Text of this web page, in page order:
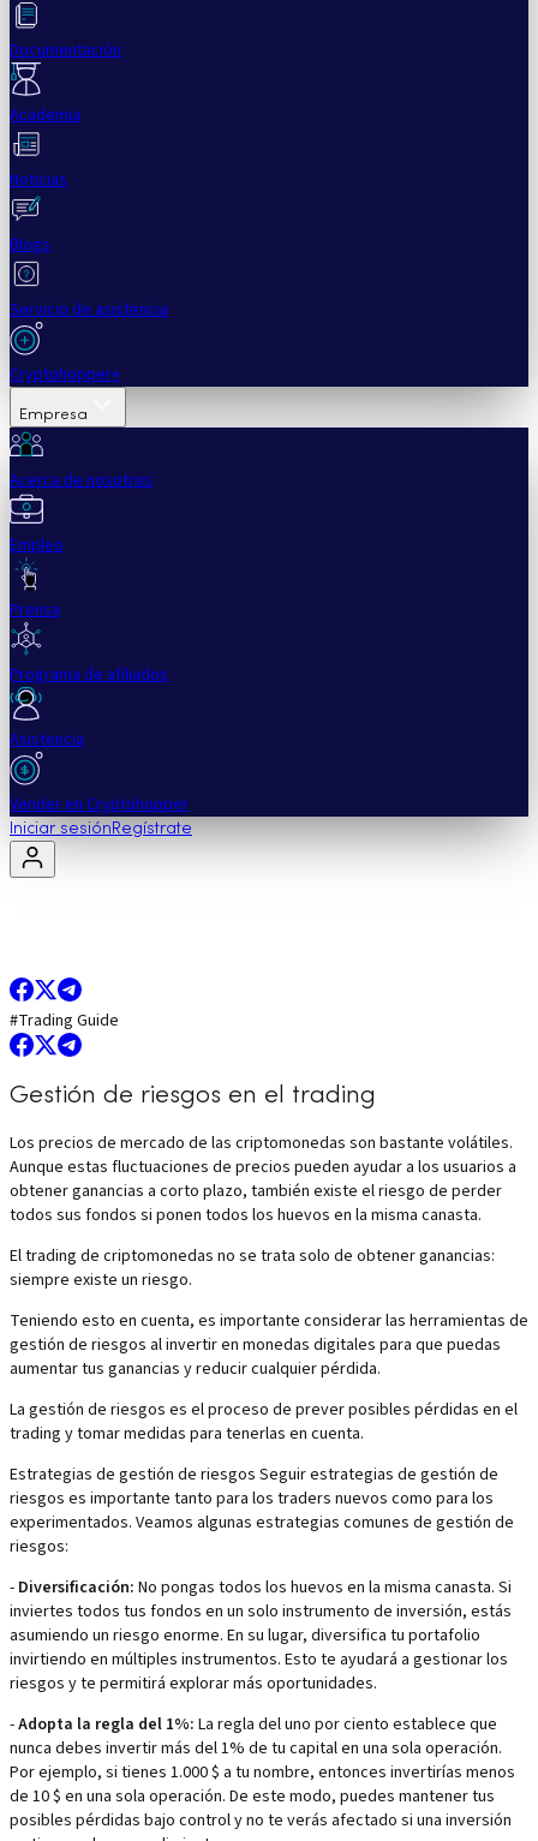
Documentación
Academia
Noticias
Blogs
Servicio de asistencia
Cryptohopper+
Empresa
Acerca de nosotros
Empleo
Prensa
Programa de afiliados
Asistencia
Vender en Cryptohopper
Iniciar sesión Regístrate
#Trading Guide
Gestión de riesgos en el trading
Los precios de mercado de las criptomonedas son bastante volátiles.
Aunque estas fluctuaciones de precios pueden ayudar a los usuarios a
obtener ganancias a corto plazo, también existe el riesgo de perder
todos sus fondos si ponen todos los huevos en la misma canasta.
El trading de criptomonedas no se trata solo de obtener ganancias:
siempre existe un riesgo.
Teniendo esto en cuenta, es importante considerar las herramientas de
gestión de riesgos al invertir en monedas digitales para que puedas
aumentar tus ganancias y reducir cualquier pérdida.
La gestión de riesgos es el proceso de prever posibles pérdidas en el
trading y tomar medidas para tenerlas en cuenta.
Estrategias de gestión de riesgos Seguir estrategias de gestión de
riesgos es importante tanto para los traders nuevos como para los
experimentados. Veamos algunas estrategias comunes de gestión de
riesgos:
- Diversificación: No pongas todos los huevos en la misma canasta. Si
inviertes todos tus fondos en un solo instrumento de inversión, estás
asumiendo un riesgo enorme. En su lugar, diversifica tu portafolio
invirtiendo en múltiples instrumentos. Esto te ayudará a gestionar los
riesgos y te permitirá explorar más oportunidades.
-Adopta la regla del 1%: La regla del uno por ciento establece que
nunca debes invertir más del 1% de tu capital en una sola operación.
Por ejemplo, si tienes 1.000 $ a tu nombre, entonces invertirías menos
de 10 $ en una sola operación. De este modo, puedes mantener tus
posibles pérdidas bajo control y no te verás afectado si una inversión